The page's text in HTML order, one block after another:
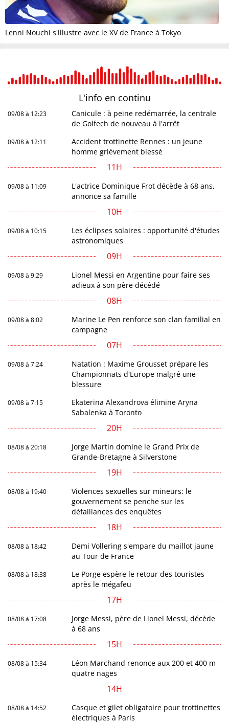
Lenni Nouchi s'illustre avec le XV de France à Tokyo
L'info en continu
09/08 à 12:23
Canicule : à peine redémarrée, la centrale
de Golfech de nouveau à l'arrêt
09/08 à 12:11
Accident trottinette Rennes : un jeune
homme grièvement blessé
11H
09/08 à 11:09
L'actrice Dominique Frot décède à 68 ans,
annonce sa famille
10H
09/08 à 10:15
Les éclipses solaires : opportunité d'études
astronomiques
09H
09/08 à 9:29
Lionel Messi en Argentine pour faire ses
adieux à son père décédé
08H
09/08 à 8:02
Marine Le Pen renforce son clan familial en
campagne
07H
09/08 à 7:24
Natation : Maxime Grousset prépare les
Championnats d'Europe malgré une
blessure
09/08 à 7:15
Ekaterina Alexandrova élimine Aryna
Sabalenka à Toronto
20H
08/08 à 20:18
Jorge Martin domine le Grand Prix de
Grande-Bretagne à Silverstone
19H
08/08 à 19:40
Violences sexuelles sur mineurs: le
gouvernement se penche sur les
défaillances des enquêtes
18H
08/08 à 18:42
Demi Vollering s'empare du maillot jaune
au Tour de France
08/08 à 18:38
Le Porge espère le retour des touristes
après le mégafeu
17H
08/08 à 17:08
Jorge Messi, père de Lionel Messi, décède
à 68 ans
15H
08/08 à 15:34
Léon Marchand renonce aux 200 et 400 m
quatre nages
14H
08/08 à 14:52
Casque et gilet obligatoire pour trottinettes
électriques à Paris